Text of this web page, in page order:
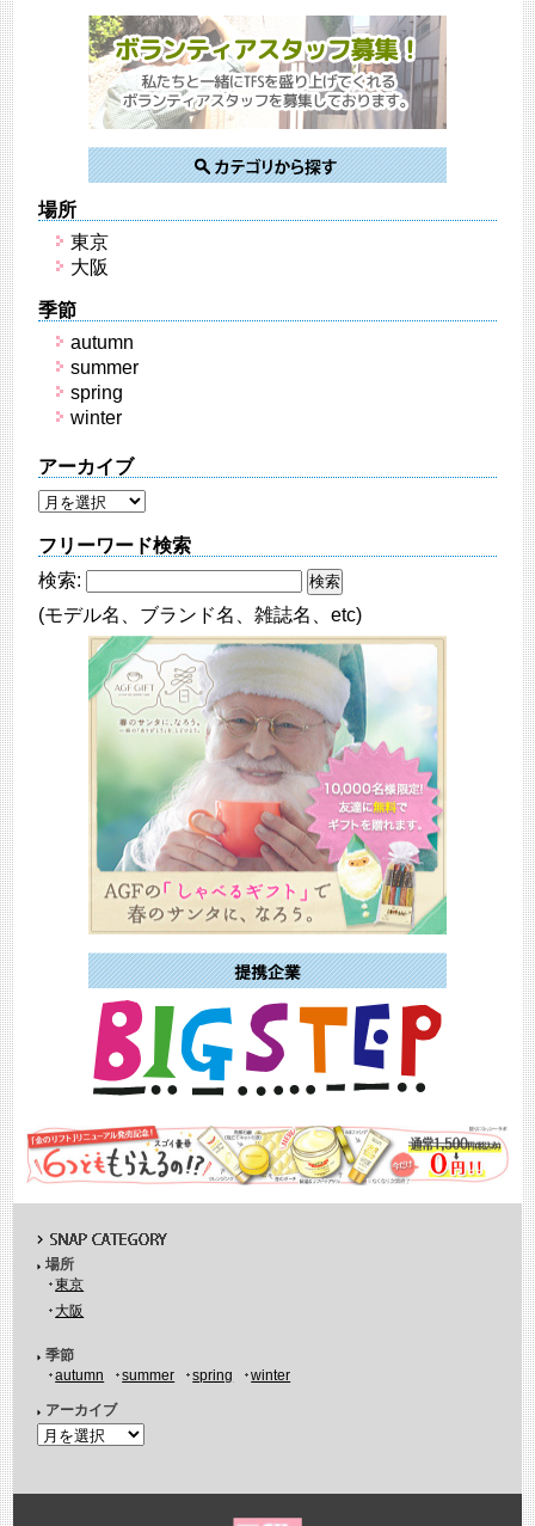
場所
東京
大阪
季節
autumn
summer
spring
winter
アーカイブ
フリーワード検索
検索:
(モデル名、ブランド名、雑誌名、etc)
場所
東京
大阪
季節
autumn
summer spring winter
アーカイブ